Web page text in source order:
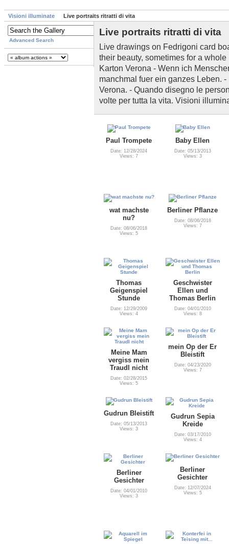
Visioni illuminate Live portraits ritratti di vita
Advanced Search
Live portraits ritratti di vita
Live drawings on Fedrigoni card
their beauty, sometimes for a
Karton Verona - Wenn ich
manchmal fuer ein ganzes Leben.
Verona. - Quando disegno le
volte per tutta la vita. Visioni
Paul Trompete
Date: 12/28/2024
Views: 7
Baby Ellen
Date: 05/13/2013
Views: 3
wat machste
nu?
Date: 08/06/2018
Views: 5
Berliner Pflanze
Date: 08/06/2018
Views: 7
Thomas
Geigenspiel
Stunde
Date: 12/29/2009
Views: 4
Geschwister
Ellen und
Thomas Berlin
Date: 04/01/2010
Views: 8
Meine Mam
vergiss mein
Traudl nicht
Date: 02/28/2015
Views: 5
mein Op der Er
Bleistift
Date: 04/23/2020
Views: 7
Gudrun Bleistift
Date: 05/13/2013
Views: 3
Gudrun Sepia
Kreide
Date: 03/17/2010
Views: 4
Berliner
Gesichter
Date: 04/01/2010
Views: 3
Berliner
Gesichter
Date: 12/07/2024
Views: 5